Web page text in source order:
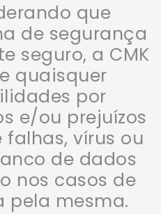
que
de segurança
seguro, a CMK
quaisquer
por
e/ou prejuízos
vírus ou
de dados
nos casos de
pela mesma.